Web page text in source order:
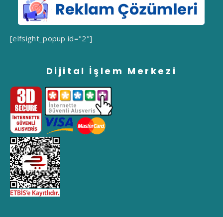
[elfsight_popup id="2"]
Dijital İşlem Merkezi